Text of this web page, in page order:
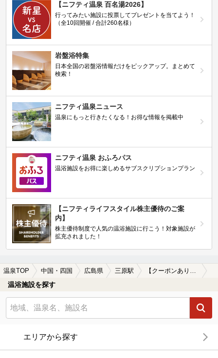
【ニフティ温泉 百名湯2026】
行ってみたい施設に投票してプレゼントを当てよう！
（全10回開催 / 合計260名様）
岩盤浴特集
日本全国の岩盤浴情報だけをピックアップ。まとめて
検索！
ニフティ温泉ニュース
温泉にもっと行きたくなる！お得な情報を掲載中
ニフティ温泉 おふろパス
温浴施設をお得に楽しめるサブスクリプションプラン
【ニフティライフスタイル株主優待のご案
内】
株主優待制度で人気の温浴施設に行こう！対象施設が
拡充されました！
温泉TOP 中国・四国 広島県 三原駅 【クーポンあり】冷え性に効能がある三原駅近くの温泉、日帰り温泉、スーパー銭湯おすすめ
温浴施設を探す
エリアから探す